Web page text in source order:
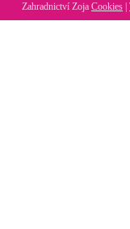
Zahradnictví Zoja Cookies